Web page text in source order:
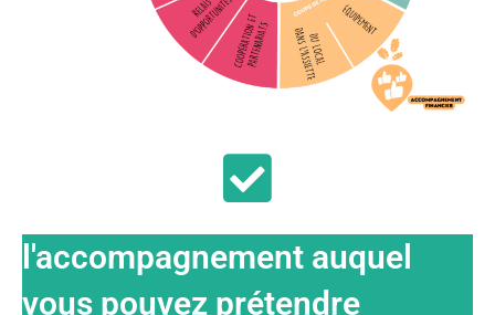
l'accompagnement auquel
vous pouvez prétendre